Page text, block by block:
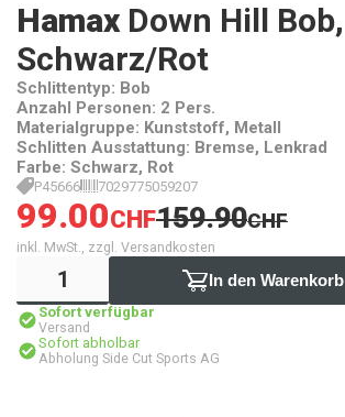
Hamax Down Hill Bob,
Schwarz/Rot
Schlittentyp: Bob
Anzahl Personen: 2 Pers.
Materialgruppe: Kunststoff, Metall
Schlitten Ausstattung: Bremse, Lenkrad
Farbe: Schwarz, Rot
P45666 7029775059207
99.00CHF159.90CHF
inkl. MwSt., zzgl. Versandkosten
In den Warenkorb
Sofort verfügbar
Versand
Sofort abholbar
Abholung Side Cut Sports AG